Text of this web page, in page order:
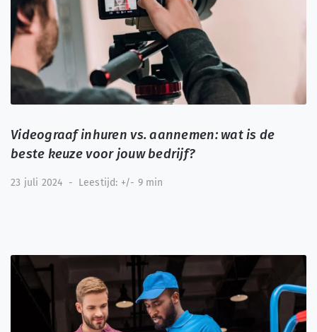
Videograaf inhuren vs. aannemen: wat is de
beste keuze voor jouw bedrijf?
23 juli 2024 - Leestijd: +/- 9 min